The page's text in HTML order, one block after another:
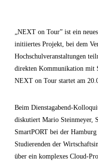
„NEXT on Tour” ist ein
initiiertes Projekt, bei dem
Hochschulveranstaltungen
direkten Kommunikation mit
NEXT on Tour startet am
Beim Dienstagabend-
diskutiert Mario Steinmeyer,
SmartPORT bei der
Studierenden der
über ein komplexes Cloud-